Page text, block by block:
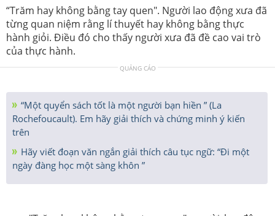
“Trăm hay không bằng tay quen". Người lao động xưa đã
từng quan niệm rằng lí thuyết hay không bằng thực
hành giỏi. Điều đó cho thấy người xưa đã đề cao vai trò
của thực hành.
QUẢNG CÁO
“Một quyển sách tốt là một người bạn hiền ” (La
Rochefoucault). Em hãy giải thích và chứng minh ý kiến
trên
Hãy viết đoạn văn ngắn giải thích câu tục ngữ: “Đi một
ngày đàng học một sàng khôn ”